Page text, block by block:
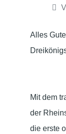
Alles
Mit dem
der
die erste